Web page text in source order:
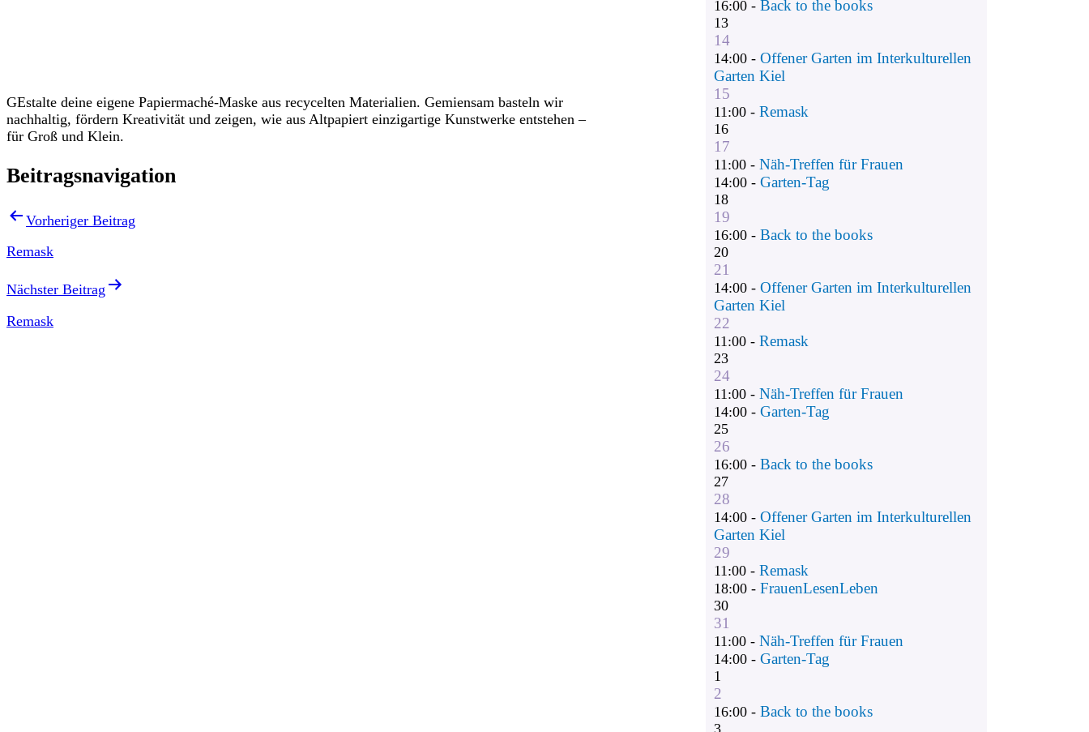
GEstalte deine eigene Papiermaché-Maske aus recycelten Materialien. Gemiensam basteln wir
nachhaltig, fördern Kreativität und zeigen, wie aus Altpapiert einzigartige Kunstwerke entstehen –
für Groß und Klein.
Beitragsnavigation
Vorheriger Beitrag
Remask
Nächster Beitrag
Remask
16:00 -Back to the books
13
14
14:00 -Offener Garten im Interkulturellen
Garten Kiel
15
11:00 -Remask
16
17
11:00 -Näh-Treffen für Frauen
14:00 -Garten-Tag
18
19
16:00 -Back to the books
20
21
14:00 -Offener Garten im Interkulturellen
Garten Kiel
22
11:00 -Remask
23
24
11:00 -Näh-Treffen für Frauen
14:00 -Garten-Tag
25
26
16:00 -Back to the books
27
28
14:00 -Offener Garten im Interkulturellen
Garten Kiel
29
11:00 -Remask
18:00 -FrauenLesenLeben
30
31
11:00 -Näh-Treffen für Frauen
14:00 -Garten-Tag
1
2
16:00 -Back to the books
3